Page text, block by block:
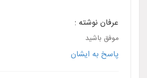
عرفان نوشته :
موفق باشید
پاسخ به ایشان